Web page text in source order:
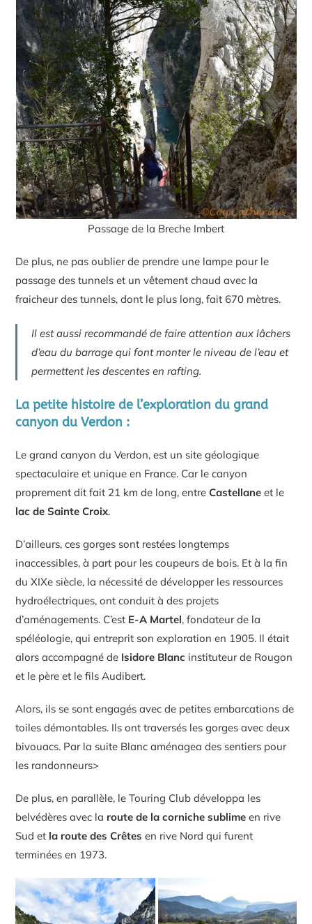
Passage de la Breche Imbert
De plus, ne pas oublier de prendre une lampe pour le
passage des tunnels et un vêtement chaud avec la
fraicheur des tunnels, dont le plus long, fait 670 mètres.
Il est aussi recommandé de faire attention aux lâchers
d’eau du barrage qui font monter le niveau de l’eau et
permettent les descentes en rafting.
La petite histoire de l’exploration du grand
canyon du Verdon :
Le grand canyon du Verdon, est un site géologique
spectaculaire et unique en France. Car le canyon
proprement dit fait 21 km de long, entreCastellane et le
lac de Sainte Croix.
D’ailleurs, ces gorges sont restées longtemps
inaccessibles, à part pour les coupeurs de bois. Et à la fin
du XIXe siècle, la nécessité de développer les ressources
hydroélectriques, ont conduit à des projets
d’aménagements. C’est E-A Martel, fondateur de la
spéléologie, qui entreprit son exploration en 1905. Il était
alors accompagné de Isidore Blanc instituteur de Rougon
et le père et le fils Audibert.
Alors, ils se sont engagés avec de petites embarcations de
toiles démontables. Ils ont traversés les gorges avec deux
bivouacs. Par la suite Blanc aménagea des sentiers pour
les randonneurs>
De plus, en parallèle, le Touring Club développa les
belvédères avec la route de la corniche sublime en rive
Sud et la route des Crêtes en rive Nord qui furent
terminées en 1973.